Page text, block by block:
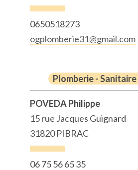
0650518273
ogplomberie31@gmail.com
Plomberie -
POVEDA Philippe
15 rue Jacques Guignard
31820 PIBRAC
06 75 56 65 35